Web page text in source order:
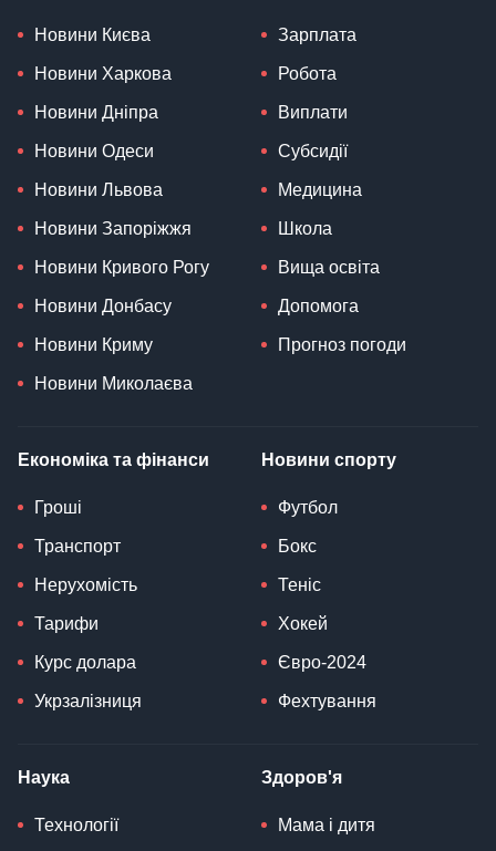
Новини Києва
Новини Харкова
Новини Дніпра
Новини Одеси
Новини Львова
Новини Запоріжжя
Новини Кривого Рогу
Новини Донбасу
Новини Криму
Новини Миколаєва
Зарплата
Робота
Виплати
Субсидії
Медицина
Школа
Вища освіта
Допомога
Прогноз погоди
Економіка та фінанси
Гроші
Транспорт
Нерухомість
Тарифи
Курс долара
Укрзалізниця
Новини спорту
Футбол
Бокс
Теніс
Хокей
Євро-2024
Фехтування
Наука
Технології
Здоров'я
Мама і дитя